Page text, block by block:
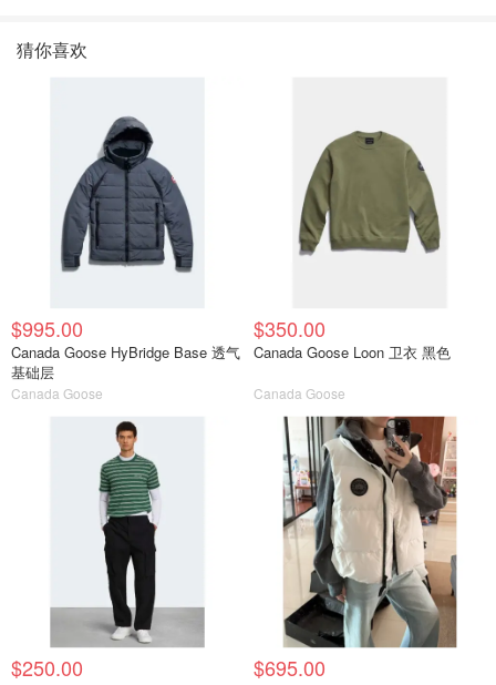
猜你喜欢
$995.00
Canada Goose HyBridge Base 透气
基础层
Canada Goose
$350.00
Canada Goose Loon 卫衣 黑色
Canada Goose
$250.00 $695.00